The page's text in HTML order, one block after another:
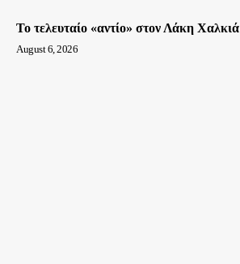
Το τελευταίο «αντίο» στον Λάκη Χαλκιά
August 6, 2026